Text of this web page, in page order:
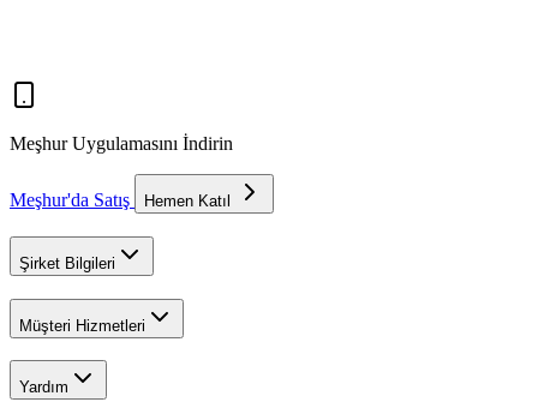
Meşhur Uygulamasını İndirin
Meşhur'da Satış Hemen Katıl
Şirket Bilgileri
Müşteri Hizmetleri
Yardım